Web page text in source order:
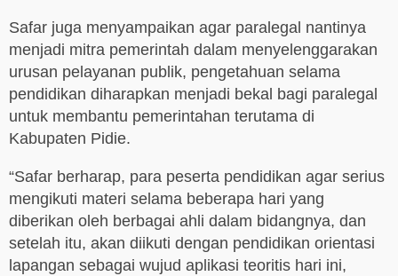
Safar juga menyampaikan agar paralegal nantinya
menjadi mitra pemerintah dalam menyelenggarakan
urusan pelayanan publik, pengetahuan selama
pendidikan diharapkan menjadi bekal bagi paralegal
untuk membantu pemerintahan terutama di
Kabupaten Pidie.
“Safar berharap, para peserta pendidikan agar serius
mengikuti materi selama beberapa hari yang
diberikan oleh berbagai ahli dalam bidangnya, dan
setelah itu, akan diikuti dengan pendidikan orientasi
lapangan sebagai wujud aplikasi teoritis hari ini,